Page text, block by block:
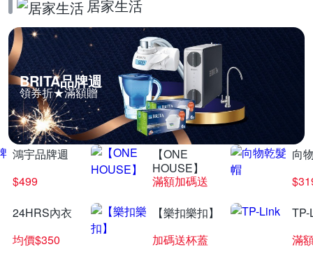
居家生活
BRITA品牌週
領券折★滿額贈
鴻宇品牌週
$499
【ONE
HOUSE】
滿額加碼送
向
24HRS內衣
均價$350
【樂扣樂扣】
加碼送杯蓋
TP-
滿